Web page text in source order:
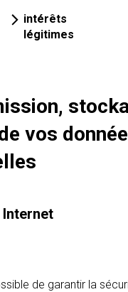
intérêts
légitimes
vos
de garantir la